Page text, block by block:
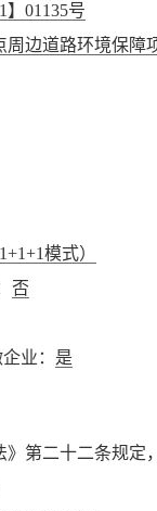
】01135号
周边道路环境保障
模式）
否
业： 是
》第二十二条规定